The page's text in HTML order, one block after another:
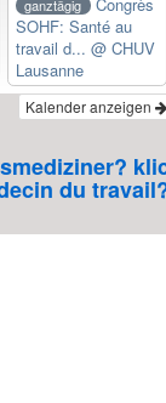
ganztägig
SOHF: Santé au
travail d... @ CHUV
Lausanne
Kalender anzeigen
du travail?